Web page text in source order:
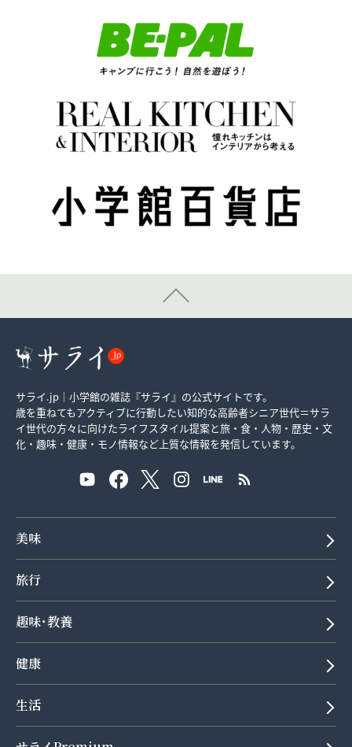
サライ.jp｜小学館の雑誌『サライ』の公式サイトです。
歳を重ねてもアクティブに行動したい知的な高齢者シニア世代＝サラ
イ世代の方々に向けたライフスタイル提案と旅・食・人物・歴史・文
化・趣味・健康・モノ情報など上質な情報を発信しています。
美味
旅行
趣味･教養
健康
生活